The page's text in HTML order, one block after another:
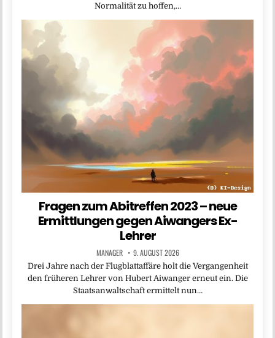
Normalität zu hoffen,…
Fragen zum Abitreffen 2023 – neue
Ermittlungen gegen Aiwangers Ex-
Lehrer
MANAGER 9. AUGUST 2026
Drei Jahre nach der Flugblattaffäre holt die Vergangenheit
den früheren Lehrer von Hubert Aiwanger erneut ein. Die
Staatsanwaltschaft ermittelt nun…